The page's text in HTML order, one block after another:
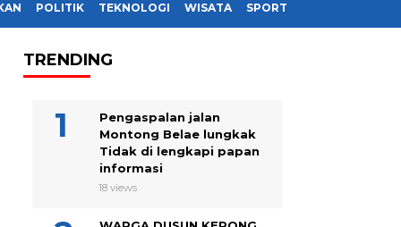
POLITIK TEKNOLOGI WISATA SPORT
TRENDING
Pengaspalan jalan
Montong Belae lungkak
Tidak di lengkapi papan
informasi
18 views